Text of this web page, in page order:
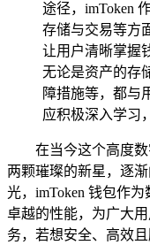
途径，imToken
存储与交易等方
让用户清晰掌握
无论是资产的存
障措施等，都与
应积极深入学习
在当今这个高度
两颗璀璨的新星，逐
光，imToken 钱包作
卓越的性能，为广大
务，若想安全、高效